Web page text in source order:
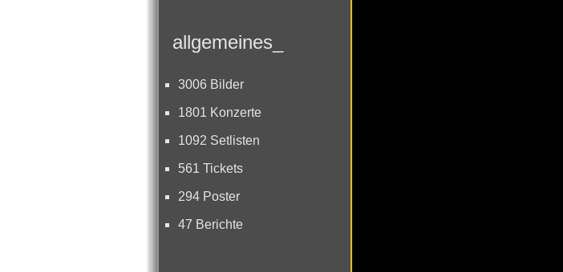
allgemeines_
3006 Bilder
1801 Konzerte
1092 Setlisten
561 Tickets
294 Poster
47 Berichte